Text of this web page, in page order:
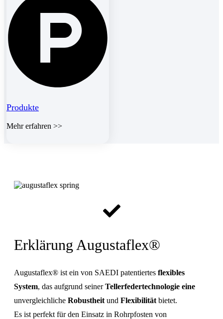
Produkte
Mehr erfahren >>
Erklärung Augustaflex®
Augustaflex® ist ein von SAEDI patentiertes flexibles
System, das aufgrund seinerTellerfedertechnologie eine
unvergleichliche Robustheit und Flexibilität bietet.
Es ist perfekt für den Einsatz in Rohrpfosten von